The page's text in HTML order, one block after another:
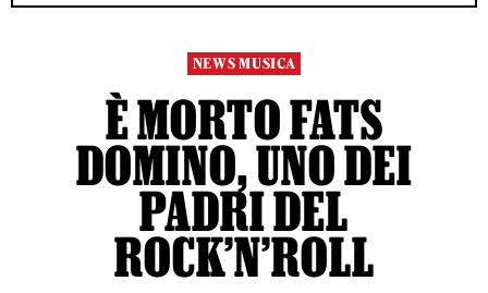
NEWS MUSICA
È MORTO FATS
DOMINO, UNO DEI
PADRI DEL
ROCK’N’ROLL